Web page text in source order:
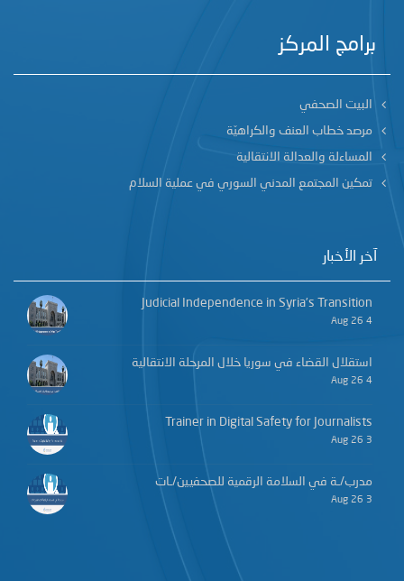
برامج المركز
البيت الصحفي
مرصد خطاب العنف والكراهيّة
المساءلة والعدالة الانتقالية
تمكين المجتمع المدني السوري في عملية السلام
آخر الأخبار
Judicial Independence in Syria’s Transition
4 Aug 26
استقلال القضاء في سوريا خلال المرحلة الانتقالية
4 Aug 26
Trainer in Digital Safety for Journalists
3 Aug 26
مدرب/ـة في السلامة الرقمية للصحفيين/ـات
3 Aug 26